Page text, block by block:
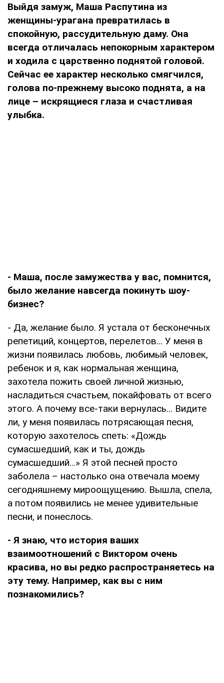
Выйдя замуж, Маша Распутина из
женщины-урагана превратилась в
спокойную, рассудительную даму. Она
всегда отличалась непокорным характером
и ходила с царственно поднятой головой.
Сейчас ее характер несколько смягчился,
голова по-прежнему высоко поднята, а на
лице – искрящиеся глаза и счастливая
улыбка.
- Маша, после замужества у вас, помнится,
было желание навсегда покинуть шоу-
бизнес?
- Да, желание было. Я устала от бесконечных
репетиций, концертов, перелетов… У меня в
жизни появилась любовь, любимый человек,
ребенок и я, как нормальная женщина,
захотела пожить своей личной жизнью,
насладиться счастьем, покайфовать от всего
этого. А почему все-таки вернулась… Видите
ли, у меня появилась потрясающая песня,
которую захотелось спеть: «Дождь
сумасшедший, как и ты, дождь
сумасшедший…» Я этой песней просто
заболела – настолько она отвечала моему
сегодняшнему мироощущению. Вышла, спела,
а потом появились не менее удивительные
песни, и понеслось.
- Я знаю, что история ваших
взаимоотношений с Виктором очень
красива, но вы редко распространяетесь на
эту тему. Например, как вы с ним
познакомились?